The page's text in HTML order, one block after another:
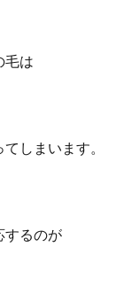
毛は
しまいます。
するのが